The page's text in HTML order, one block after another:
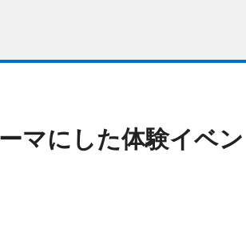
マにした体験イベ